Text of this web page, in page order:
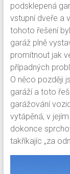
podsklepená
vstupní dveře a
tohoto řešení
garáž plně
promítnout jak
případných
O něco později
garáží a toto
garážování
vytápěná, v
dokonce
takříkajíc „za